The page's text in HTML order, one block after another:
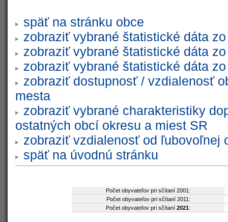
späť na stránku obce
zobraziť vybrané štatistické dáta
zobraziť vybrané štatistické dáta
zobraziť vybrané štatistické dáta
zobraziť dostupnosť / vzdialenosť
mesta
zobraziť vybrané charakteristiky
ostatných obcí okresu a miest SR
zobraziť vzdialenosť od ľubovoľnej
späť na úvodnú stránku
Počet obyvateľov pri sčítaní 2001:
Počet obyvateľov pri sčítaní 2011:
Počet obyvateľov pri sčítaní 2021: